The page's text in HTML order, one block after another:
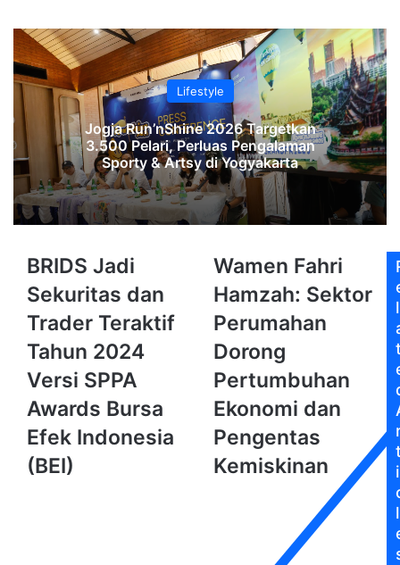
Lifestyle
Jogja Run’nShine 2026 Targetkan
3.500 Pelari, Perluas Pengalaman
Sporty & Artsy di Yogyakarta
BRIDS
Sekuritas
dan
Trader
Teraktif
Tahun
2024
Versi
SPPA
Awards
Bursa
BRIDS Jadi
Sekuritas dan
Trader Teraktif
Tahun 2024
Versi SPPA
Awards Bursa
Efek Indonesia
(BEI)
Wamen
Fahri
Hamzah:
Sektor
Perumahan
Dorong
Pertumbuhan
Ekonomi
dan
Pengentas
Kemiskinan
Wamen Fahri
Hamzah: Sektor
Perumahan
Dorong
Pertumbuhan
Ekonomi dan
Pengentas
Kemiskinan
l
i
l